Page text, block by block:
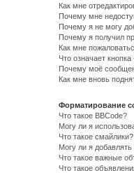
Как мне
Почему мне
Почему я не могу
Почему я получил
Как мне
Что означает
Почему моё
Как мне вновь
Форматирование
Что такое BBCode?
Могу ли я
Что такое смайлики?
Могу ли я
Что такое важные
Что такое